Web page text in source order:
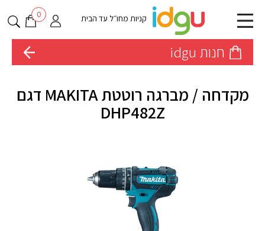
קניות מחו״ל עד הבית 0
חנות idgu
מקדחה / מברגה רוטטת MAKITA דגם
DHP482Z